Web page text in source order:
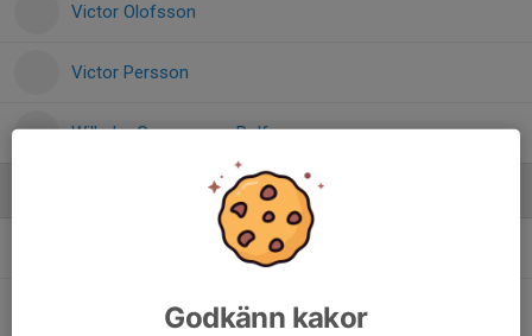
Victor Olofsson
Victor Persson
Wilhelm Gunnarsson Rolf
Marcos ClarinssonAssisterande tränare
Mathias FridolfHuvudtränare
Godkänn kakor